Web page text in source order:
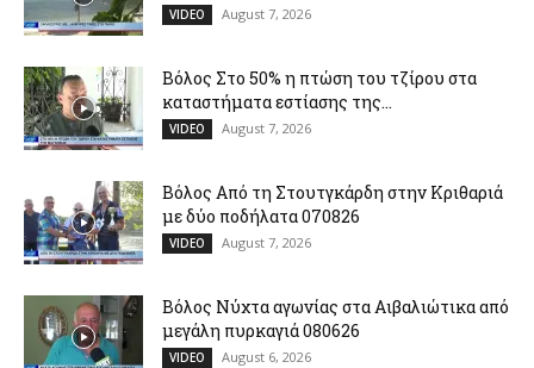
VIDEO August 7, 2026
Βόλος Στο 50% η πτώση του τζίρου στα
καταστήματα εστίασης της...
VIDEO August 7, 2026
Βόλος Από τη Στουτγκάρδη στην Κριθαριά
με δύο ποδήλατα 070826
VIDEO August 7, 2026
Βόλος Νύχτα αγωνίας στα Αιβαλιώτικα από
μεγάλη πυρκαγιά 080626
VIDEO August 6, 2026